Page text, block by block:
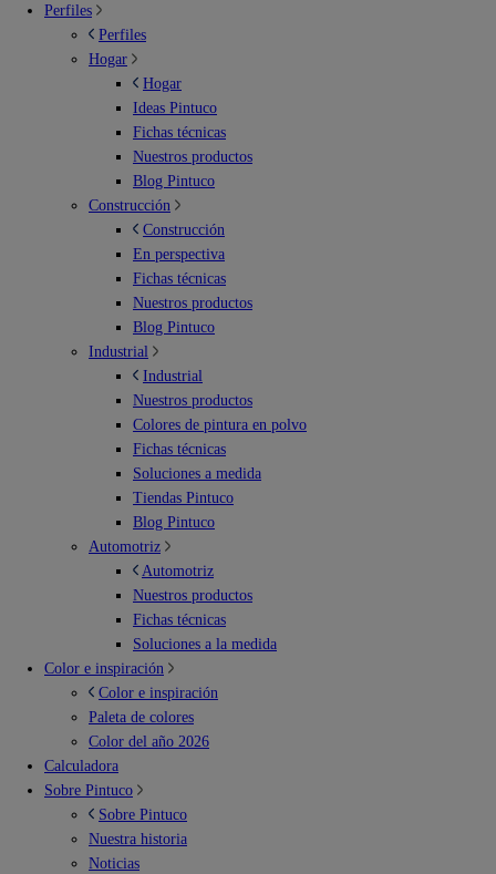
Perfiles
Perfiles
Hogar
Hogar
Ideas Pintuco
Fichas técnicas
Nuestros productos
Blog Pintuco
Construcción
Construcción
En perspectiva
Fichas técnicas
Nuestros productos
Blog Pintuco
Industrial
Industrial
Nuestros productos
Colores de pintura en polvo
Fichas técnicas
Soluciones a medida
Tiendas Pintuco
Blog Pintuco
Automotriz
Automotriz
Nuestros productos
Fichas técnicas
Soluciones a la medida
Color e inspiración
Color e inspiración
Paleta de colores
Color del año 2026
Calculadora
Sobre Pintuco
Sobre Pintuco
Nuestra historia
Noticias